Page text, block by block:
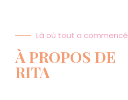
Là où tout a commencé
À PROPOS DE
RITA